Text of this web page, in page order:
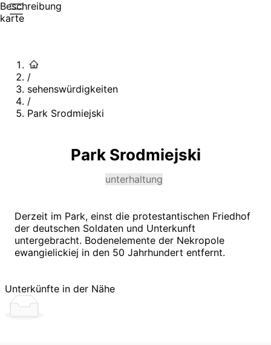
Beschreibung
karte
/
sehenswürdigkeiten
/
Park Srodmiejski
Park Srodmiejski
unterhaltung
Derzeit im Park, einst die protestantischen Friedhof
der deutschen Soldaten und Unterkunft
untergebracht. Bodenelemente der Nekropole
ewangielickiej in den 50 Jahrhundert entfernt.
Unterkünfte in der Nähe